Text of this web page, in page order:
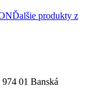
Ďalšie produkty z
01 Banská